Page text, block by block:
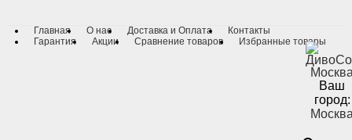
Главная О нас Доставка и Оплата
Контакты
Гарантия
Акции Сравнение товаров Избранные товары
Ваш
город: